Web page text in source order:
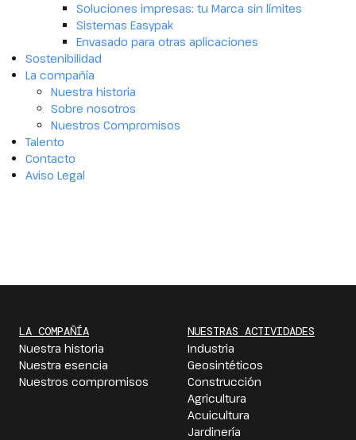
Soluciones impresas: tu Marca sin límites
Sistemas Easypak
Envasado para otras aplicaciones
Sostenibilidad
La compañía
Nuestra historia
Sobre nosotros
Nuestros Compromisos
Talento
Contacto
Aviso Legal
LA COMPAÑÍA
Nuestra historia
Nuestra esencia
Nuestros compromisos
NUESTRAS ACTIVIDADES
Industria
Geosintéticos
Construcción
Agricultura
Acuicultura
Jardinería